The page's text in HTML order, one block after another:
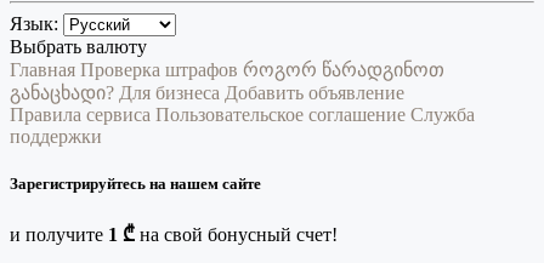
Язык:
Выбрать валюту
Главная Проверка штрафов როგორ წარადგინოთ
განაცხადი? Для бизнеса Добавить объявление
Правила сервиса Пользовательское соглашение Служба
поддержки
Зарегистрируйтесь на нашем сайте
и получите 1 ₾ на свой бонусный счет!